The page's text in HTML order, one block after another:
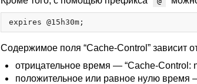
Содержимое поля “Cache-Control” зависит
отрицательное время — “Cache-Control:
положительное или равное нулю время